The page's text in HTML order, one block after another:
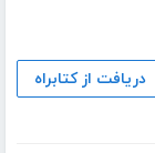
دریافت از کتابراه